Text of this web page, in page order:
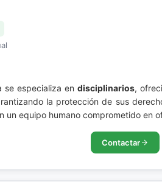
se especializa endisciplinarios,
la protección de sus
equipo humano comprometido en
Contactar